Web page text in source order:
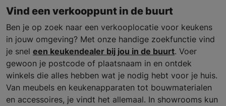
Vind een verkooppunt in de buurt
Ben je op zoek naar een verkooplocatie voor keukens
in jouw omgeving? Met onze handige zoekfunctie vind
je snel een keukendealer bij jou in de buurt. Voer
gewoon je postcode of plaatsnaam in en ontdek
winkels die alles hebben wat je nodig hebt voor je huis.
Van meubels en keukenapparaten tot bouwmaterialen
en accessoires, je vindt het allemaal. In showrooms kun